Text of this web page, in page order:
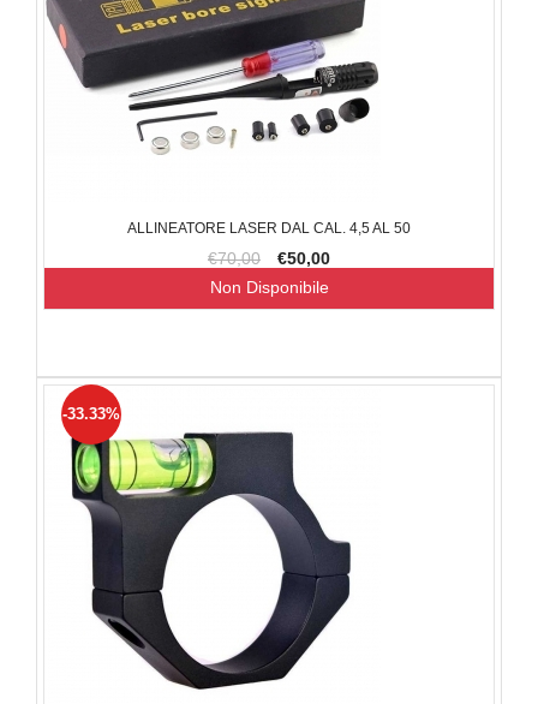
ALLINEATORE LASER DAL CAL. 4,5 AL 50
€70,00 €50,00
Non Disponibile
-33.33%